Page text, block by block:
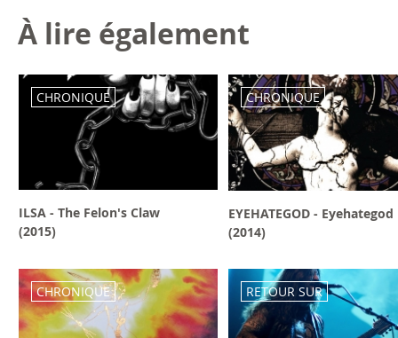
À lire également
CHRONIQUE
ILSA - The Felon's Claw
(2015)
CHRONIQUE
EYEHATEGOD - Eyehategod
(2014)
CHRONIQUE RETOUR SUR